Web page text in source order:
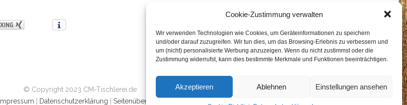
Cookie-Zustimmung verwalten
Wir verwenden Technologien wie Cookies, um Geräteinformationen zu speichern
und/oder darauf zuzugreifen. Wir tun dies, um das Browsing-Erlebnis zu verbessern und
um (nicht) personalisierte Werbung anzuzeigen. Wenn du nicht zustimmst oder die
Zustimmung widerrufst, kann dies bestimmte Merkmale und Funktionen beeinträchtigen.
Akzeptieren Ablehnen Einstellungen ansehen
© Copyright 2023 CM-Tischlerei.de
Impressum
Datenschutzerklärung Seitenübersicht